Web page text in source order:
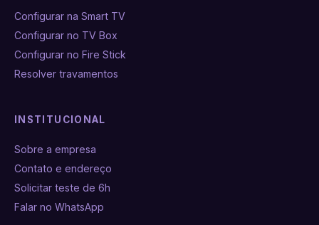
Configurar na Smart TV
Configurar no TV Box
Configurar no Fire Stick
Resolver travamentos
INSTITUCIONAL
Sobre a empresa
Contato e endereço
Solicitar teste de 6h
Falar no WhatsApp